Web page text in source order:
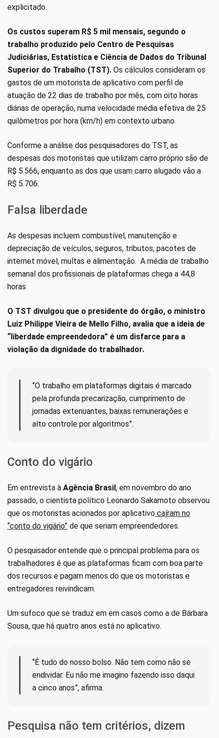
explicitado.
Os custos superam R$ 5 mil mensais, segundo o
trabalho produzido pelo Centro de Pesquisas
Judiciárias, Estatística e Ciência de Dados do Tribunal
Superior do Trabalho (TST). Os cálculos consideram os
gastos de um motorista de aplicativo com perfil de
atuação de 22 dias de trabalho por mês, com oito horas
diárias de operação, numa velocidade média efetiva de 25
quilômetros por hora (km/h) em contexto urbano.
Conforme a análise dos pesquisadores do TST, as
despesas dos motoristas que utilizam carro próprio são de
R$ 5.566, enquanto as dos que usam carro alugado vão a
R$ 5.706.
Falsa liberdade
As despesas incluem combustível, manutenção e
depreciação de veículos, seguros, tributos, pacotes de
internet móvel, multas e alimentação. A média de trabalho
semanal dos profissionais de plataformas chega a 44,8
horas
O TST divulgou que o presidente do órgão, o ministro
Luiz Philippe Vieira de Mello Filho, avalia que a ideia de
“liberdade empreendedora” é um disfarce para a
violação da dignidade do trabalhador.
“O trabalho em plataformas digitais é marcado
pela profunda precarização, cumprimento de
jornadas extenuantes, baixas remunerações e
alto controle por algoritmos”.
Conto do vigário
Em entrevista à Agência Brasil, em novembro do ano
passado, o cientista político Leonardo Sakamoto observou
que os motoristas acionados por aplicativo caíram no
“conto do vigário” de que seriam empreendedores.
O pesquisador entende que o principal problema para os
trabalhadores é que as plataformas ficam com boa parte
dos recursos e pagam menos do que os motoristas e
entregadores reivindicam.
Um sufoco que se traduz em em casos como a de Bárbara
Sousa, que há quatro anos está no aplicativo.
“É tudo do nosso bolso. Não tem como não se
endividar. Eu não me imagino fazendo isso daqui
a cinco anos”, afirma.
Pesquisa não tem critérios, dizem